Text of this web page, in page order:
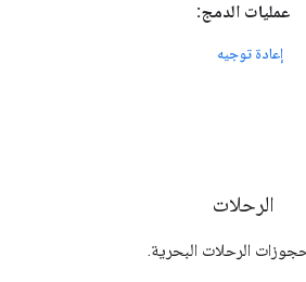
عمليات الدمج:
إعادة توجيه
الرحلات
الرحلات البحرية.